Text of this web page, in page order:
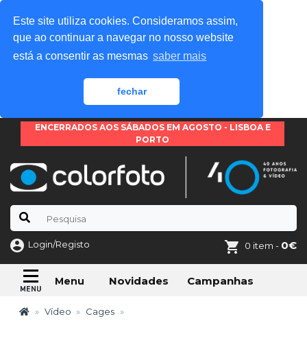
Este site utiliza cookies. Consideramos assim,
que ao continuar a navegar no nosso website
está a consentir as mesmas saber mais
fechar
ENCERRADOS AOS SÁBADOS EM AGOSTO - LISBOA E
PORTO
Login/Registo 0 item - 0€
Menu Novidades Campanhas
Vídeo Cages